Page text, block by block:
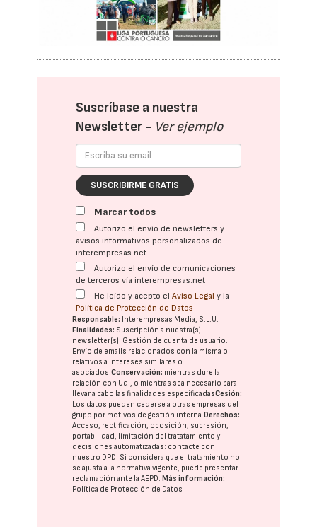
Suscríbase a nuestra
Newsletter - Ver ejemplo
SUSCRIBIRME GRATIS
Marcar todos
Autorizo el envío de newsletters y
avisos informativos personalizados de
interempresas.net
Autorizo el envío de comunicaciones
de terceros vía interempresas.net
He leído y acepto elAviso Legal y la
Política de Protección de Datos
Responsable: Interempresas Media, S.L.U.
Finalidades: Suscripción a nuestra(s)
newsletter(s). Gestión de cuenta de usuario.
Envío de emails relacionados con la misma o
relativos a intereses similares o
asociados.Conservación: mientras dure la
relación con Ud., o mientras sea necesario para
llevar a cabo las finalidades especificadasCesión:
Los datos pueden cederse a otras empresas del
grupo por motivos de gestión interna.Derechos:
Acceso, rectificación, oposición, supresión,
portabilidad, limitación del tratatamiento y
decisiones automatizadas: contacte con
nuestro DPD. Si considera que el tratamiento no
se ajusta a la normativa vigente, puede presentar
reclamación ante laAEPD.Más información:
Política de Protección de Datos